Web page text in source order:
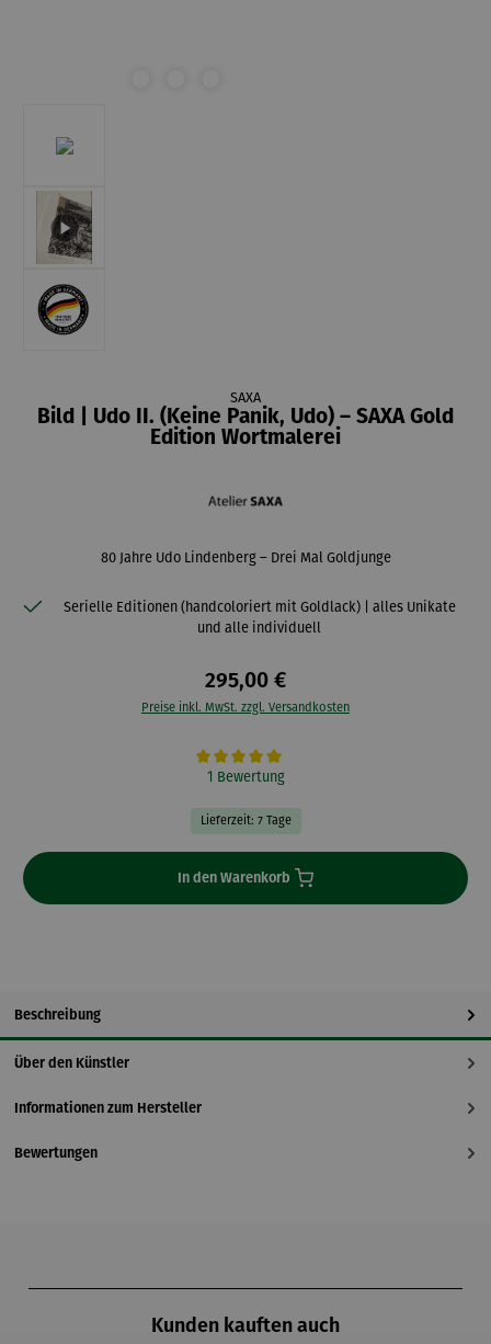
SAXA
Bild | Udo II. (Keine Panik, Udo) – SAXA Gold
Edition Wortmalerei
80 Jahre Udo Lindenberg – Drei Mal Goldjunge
Serielle Editionen (handcoloriert mit Goldlack) | alles Unikate
und alle individuell
295,00 €
Preise inkl. MwSt. zzgl. Versandkosten
Durchschnittliche Bewertung von 5 von 5 Sternen
1 Bewertung
Lieferzeit: 7 Tage
In den Warenkorb
Beschreibung
Über den Künstler
Informationen zum Hersteller
Bewertungen
Kunden kauften auch